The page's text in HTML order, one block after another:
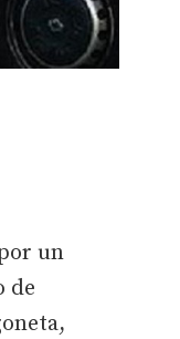
un
de